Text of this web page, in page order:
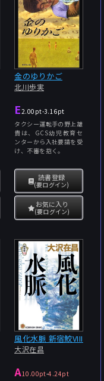
金のゆりかご
北川歩実
E2.00pt-3.16pt
タクシー運転手の野上雄
貴は、GCS幼児教育セ
ンターから入社要請を受
け、不審を抱く。
読書登録
(要ログイン)
お気に入り
(要ログイン)
風化水脈 新宿鮫VIII
大沢在昌
A10.00pt-4.24pt